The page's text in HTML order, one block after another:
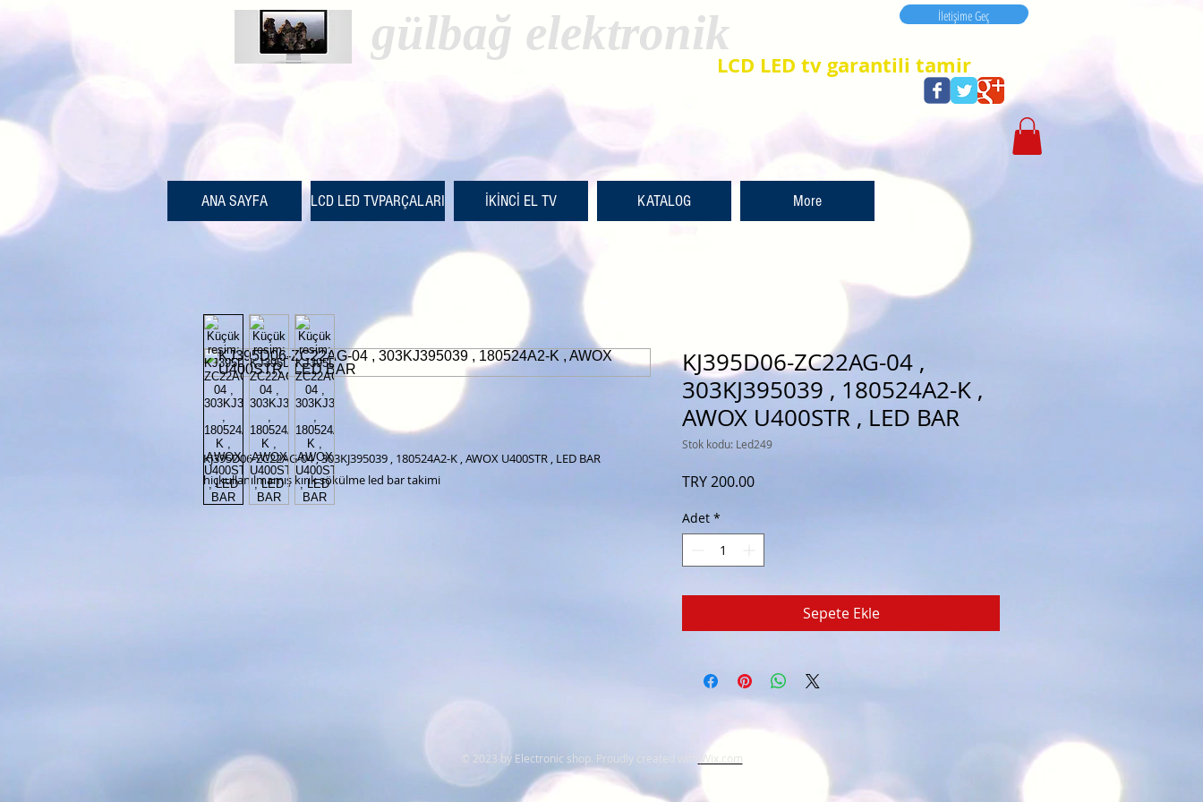
LCD LED tv garantili tamir
gülbağ elektronik İletişime Geç
İletişime Geç
ANA SAYFA LCD LED TVPARÇALARI İKİNCİ EL TV KATALOG More
KJ395D06-ZC22AG-04 , 303KJ395039 , 180524A2-K , AWOX U400STR , LED BAR
hiçkullanılmamış kırık sökülme led bar takimi
KJ395D06-ZC22AG-04 ,
303KJ395039 , 180524A2-K ,
AWOX U400STR , LED BAR
Stok kodu: Led249
TRY 200.00Fiyat
Adet *
Sepete Ekle
© 2023 by Electronic shop. Proudly created with Wix.com